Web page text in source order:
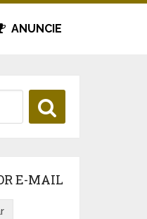
ANUNCIE
E-MAIL